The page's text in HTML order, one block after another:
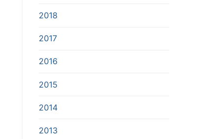
2018
2017
2016
2015
2014
2013